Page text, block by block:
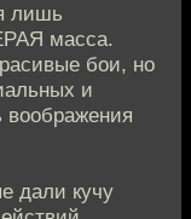
лишь
масса.
бои, но
и
дали кучу